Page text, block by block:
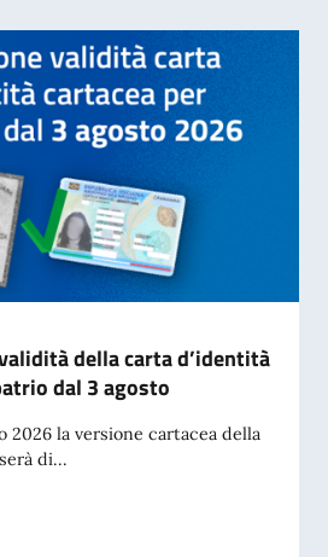
della carta d’identità
dal 3 agosto
2026 la versione cartacea della
di...